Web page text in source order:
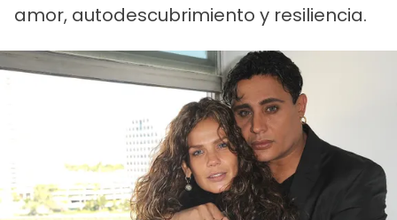
amor, autodescubrimiento y resiliencia.